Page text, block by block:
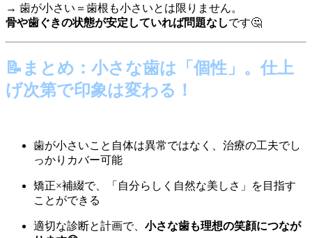
→ 歯が小さい＝歯根も小さいとは限りません。
骨や歯ぐきの状態が安定していれば問題なしです🤔
📝まとめ：小さな歯は「個性」。仕上
げ次第で印象は変わる！
歯が小さいこと自体は異常ではなく、治療の工夫でし
っかりカバー可能
矯正×補綴で、「自分らしく自然な美しさ」を目指す
ことができる
適切な診断と計画で、 小さな歯も理想の笑顔につなが